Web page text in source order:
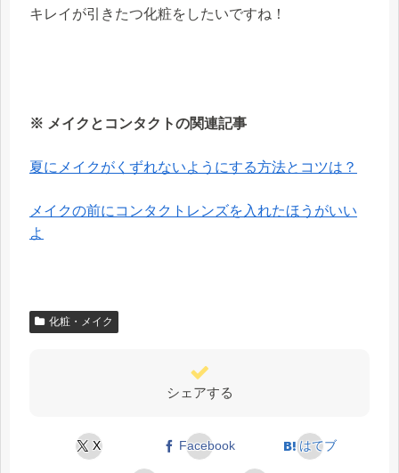
キレイが引きたつ化粧をしたいですね！
※ メイクとコンタクトの関連記事
夏にメイクがくずれないようにする方法とコツは？
メイクの前にコンタクトレンズを入れたほうがいい
よ
化粧・メイク
シェアする
X Facebook はてブ